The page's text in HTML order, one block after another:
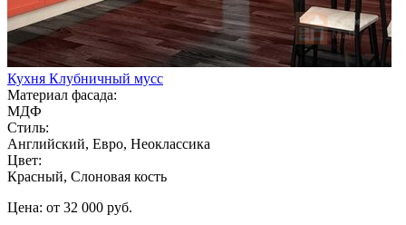
Кухня Клубничный мусс
Материал фасада:
МДФ
Стиль:
Английский, Евро, Неоклассика
Цвет:
Красный, Слоновая кость
Цена: от 32 000 руб.